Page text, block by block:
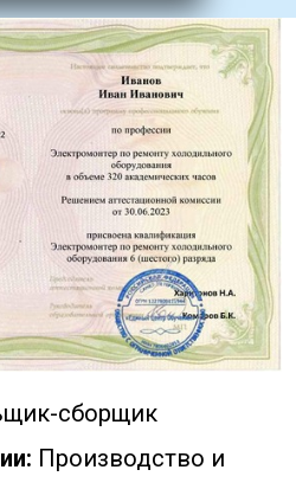
сборщик
Производство и